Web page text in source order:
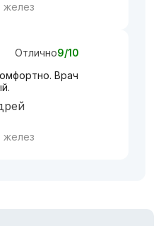
желез
Отлично9/10
Врач
желез